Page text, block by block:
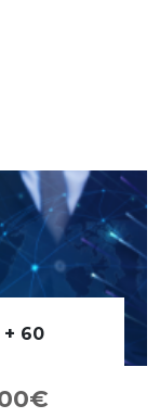
60